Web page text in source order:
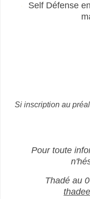
Self Défense
Si inscription au
Pour toute
Thadé au